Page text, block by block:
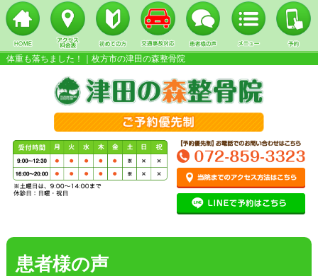
▼
体重も落ちました！｜枚方市の津田の森整骨院
患者様の声